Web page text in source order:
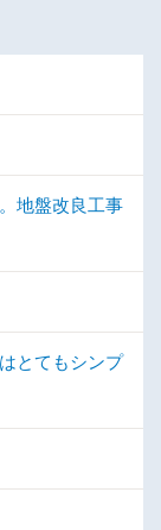
地盤改良工事
とてもシンプ